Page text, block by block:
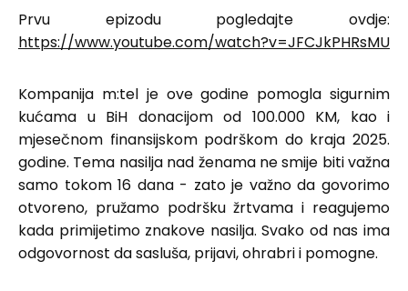
Prvu epizodu pogledajte ovdje:
https://www.youtube.com/watch?v=JFCJkPHRsMU
Kompanija m:tel je ove godine pomogla sigurnim
kućama u BiH donacijom od 100.000 KM, kao i
mjesečnom finansijskom podrškom do kraja 2025.
godine. Tema nasilja nad ženama ne smije biti važna
samo tokom 16 dana - zato je važno da govorimo
otvoreno, pružamo podršku žrtvama i reagujemo
kada primijetimo znakove nasilja. Svako od nas ima
odgovornost da sasluša, prijavi, ohrabri i pomogne.